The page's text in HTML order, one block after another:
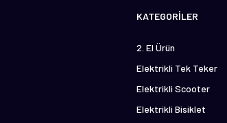
KATEGORİLER
2. El Ürün
Elektrikli Tek Teker
Elektrikli Scooter
Elektrikli Bisiklet